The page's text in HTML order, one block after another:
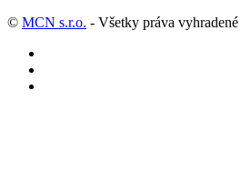
© MCN s.r.o. - Všetky práva vyhradené